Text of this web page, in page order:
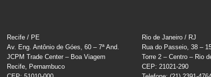
Recife / PE
Av. Eng. Antônio de Góes, 60 – 7ª And.
JCPM Trade Center – Boa Viagem
Recife, Pernambuco
Rio de Janeiro / RJ
Rua do Passeio, 38 –
Torre 2 – Centro – Rio
CEP: 21021-290